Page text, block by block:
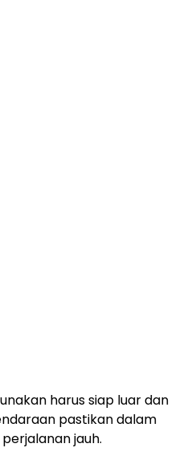
harus siap luar dan
pastikan dalam
jauh.